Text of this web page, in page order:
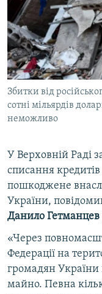
ДЕПОРТАЦІЯ
ВІДЕОУРОКИ «ELIFBE»
СВІДЧЕННЯ ОКУПАЦІЇ
УКРАЇНСЬКА
ІНФОГРАФІКА
ЯК ОБІЙТИ
Русский
Qırımtatar
ДОЛУЧАЙСЯ!
Усі сайти RFE/RL
Збитки від
сотні мільярдів
неможливо
У Верховній Раді
списання
пошкоджене
України,
Данило Гетманцев
«Через
Федерації на
громадян України
майно. Певна